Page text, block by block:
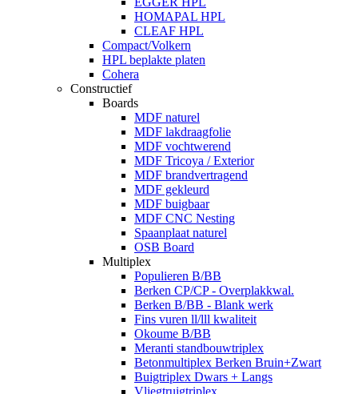
HOMAPAL HPL
CLEAF HPL
Compact/Volkern
HPL beplakte platen
Cohera
Constructief
Boards
MDF naturel
MDF lakdraagfolie
MDF vochtwerend
MDF Tricoya / Exterior
MDF brandvertragend
MDF gekleurd
MDF buigbaar
MDF CNC Nesting
Spaanplaat naturel
OSB Board
Multiplex
Populieren B/BB
Berken CP/CP - Overplakkwal.
Berken B/BB - Blank werk
Fins vuren ll/lll kwaliteit
Okoume B/BB
Meranti standbouwtriplex
Betonmultiplex Berken Bruin+Zwart
Buigtriplex Dwars + Langs